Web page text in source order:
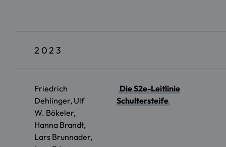
2023
Friedrich
Dehlinger, Ulf
W. Bökeler,
Hanna Brandt,
Lars Brunnader,
Die S2e-Leitlinie
Schultersteife